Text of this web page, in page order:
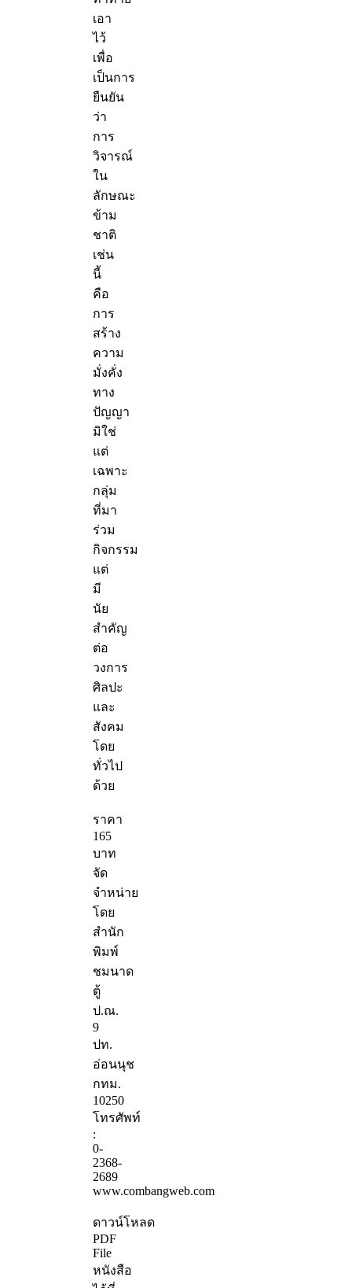
เอา
ไว้
เพื่อ
เป็นการ
ยืนยัน
ว่า
การ
วิจารณ์
ใน
ลักษณะ
ข้าม
ชาติ
เช่น
นี้
คือ
การ
สร้าง
ความ
มั่งคั่ง
ทาง
ปัญญา
มิใช่
แต่
เฉพาะ
กลุ่ม
ที่มา
ร่วม
กิจกรรม
แต่
มี
นัย
สำคัญ
ต่อ
วงการ
ศิลปะ
และ
สังคม
โดย
ทั่วไป
ด้วย
ราคา
165
บาท
จัด
จำหน่าย
โดย
สำนัก
พิมพ์
ชมนาด
ตู้
ป.ณ.
9
ปท.
อ่อนนุช
กทม.
10250
โทรศัพท์
:
0-
2368-
2689
www.combangweb.com
ดาวน์โหลด
PDF
File
หนังสือ